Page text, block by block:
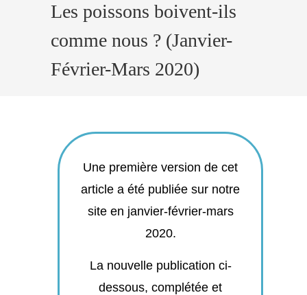
Les poissons boivent-ils
comme nous ? (Janvier-
Février-Mars 2020)
Une première version de cet
article a été publiée sur notre
site en janvier-février-mars
2020.
La nouvelle publication ci-
dessous, complétée et